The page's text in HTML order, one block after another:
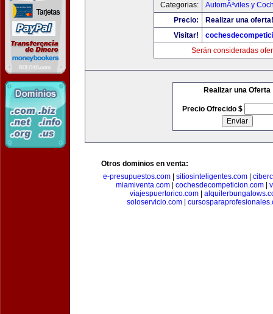
Categorias:
AutomÃ³viles y
Precio:
Realizar una oferta!
Visitar!
Serán consideradas
Realizar una Oferta
Precio Ofrecido $
Otros dominios en venta:
e-presupuestos.com
sitiosinteligentes.com
miamiventa.com
cochesdecompeticion.com
viajespuertorico.com|
soloservicio.com|